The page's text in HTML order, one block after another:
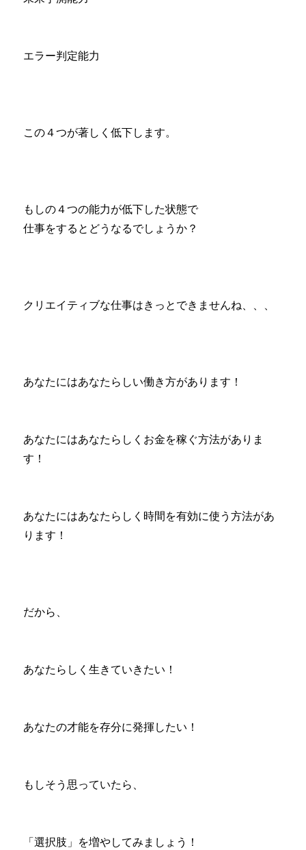
エラー判定能力
この４つが著しく低下します。
もしの４つの能力が低下した状態で
仕事をするとどうなるでしょうか？
クリエイティブな仕事はきっとできませんね、、、
あなたにはあなたらしい働き方があります！
あなたにはあなたらしくお金を稼ぐ方法がありま
す！
あなたにはあなたらしく時間を有効に使う方法があ
ります！
だから、
あなたらしく生きていきたい！
あなたの才能を存分に発揮したい！
もしそう思っていたら、
「選択肢」を増やしてみましょう！